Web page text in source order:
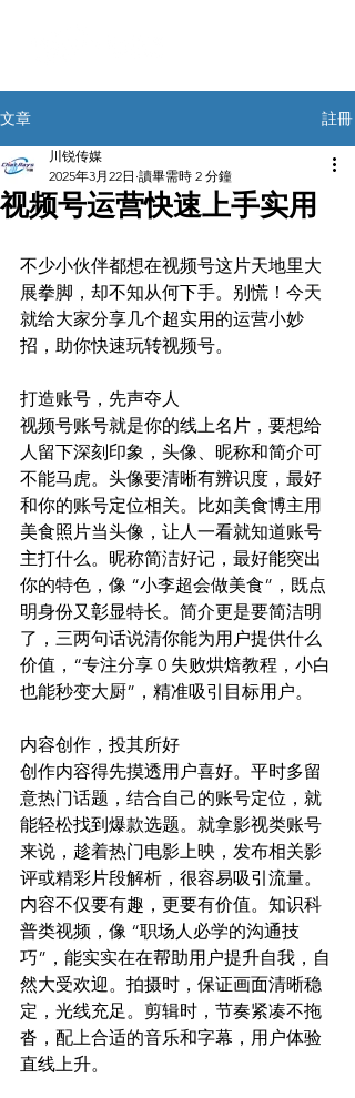
文章 註冊
视频号运营快速上手实用
川锐传媒
2025年3月22日 讀畢需時 2 分鐘
不少小伙伴都想在视频号这片天地里大
展拳脚，却不知从何下手。别慌！今天
就给大家分享几个超实用的运营小妙
招，助你快速玩转视频号。​
打造账号，先声夺人​
视频号账号就是你的线上名片，要想给
人留下深刻印象，头像、昵称和简介可
不能马虎。头像要清晰有辨识度，最好
和你的账号定位相关。比如美食博主用
美食照片当头像，让人一看就知道账号
主打什么。昵称简洁好记，最好能突出
你的特色，像 “小李超会做美食”，既点
明身份又彰显特长。简介更是要简洁明
了，三两句话说清你能为用户提供什么
价值，“专注分享 0 失败烘焙教程，小白
也能秒变大厨”，精准吸引目标用户。​
内容创作，投其所好​
创作内容得先摸透用户喜好。平时多留
意热门话题，结合自己的账号定位，就
能轻松找到爆款选题。就拿影视类账号
来说，趁着热门电影上映，发布相关影
评或精彩片段解析，很容易吸引流量。
内容不仅要有趣，更要有价值。知识科
普类视频，像 “职场人必学的沟通技
巧”，能实实在在帮助用户提升自我，自
然大受欢迎。拍摄时，保证画面清晰稳
定，光线充足。剪辑时，节奏紧凑不拖
沓，配上合适的音乐和字幕，用户体验
直线上升。​